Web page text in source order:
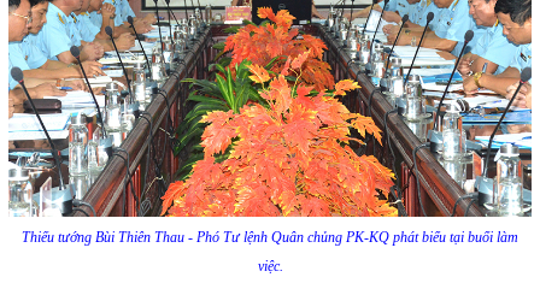
Thiếu tướng Bùi Thiên Thau - Phó Tư lệnh Quân chủng PK-KQ phát biểu tại buổi làm
việc.